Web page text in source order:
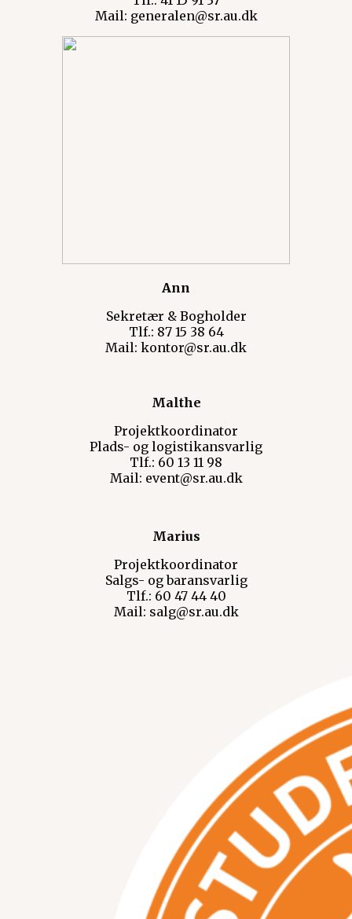
Mail: generalen@sr.au.dk
Ann
Sekretær & Bogholder
Tlf.: 87 15 38 64
Mail: kontor@sr.au.dk
Malthe
Projektkoordinator
Plads- og logistikansvarlig
Tlf.: 60 13 11 98
Mail: event@sr.au.dk
Marius
Projektkoordinator
Salgs- og baransvarlig
Tlf.: 60 47 44 40
Mail: salg@sr.au.dk